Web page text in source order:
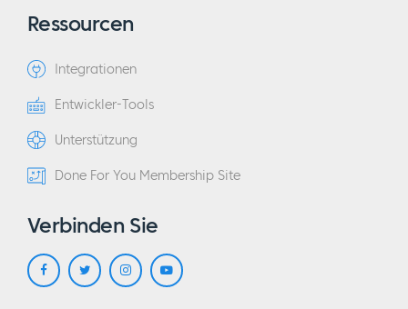
Ressourcen
Integrationen
Entwickler-Tools
Unterstützung
Done For You Membership Site
Verbinden Sie